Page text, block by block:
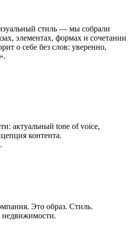
стиль — мы собрали
элементах, формах и сочетании
о себе без слов: уверенно,
актуальный tone of voice,
контента.
Это образ. Стиль.
недвижимости.